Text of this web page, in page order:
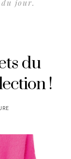
jour.
du
!